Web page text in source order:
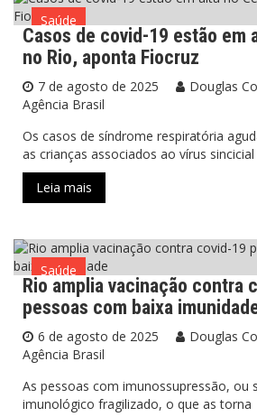
Saúde
Casos de covid-19 estão em
no Rio, aponta Fiocruz
7 de agosto de 2025
Douglas
Agência Brasil
Os casos de síndrome respiratória
as crianças associados ao vírus sincicial
Leia mais
Saúde
Rio amplia vacinação contra
pessoas com baixa
6 de agosto de 2025
Douglas
Agência Brasil
As pessoas com imunossupressão, ou
imunológico fragilizado, o que as torna